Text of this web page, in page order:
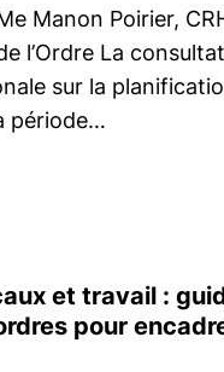
Manon Poirier,
l’Ordre La
sur la
période…
et travail :
pour